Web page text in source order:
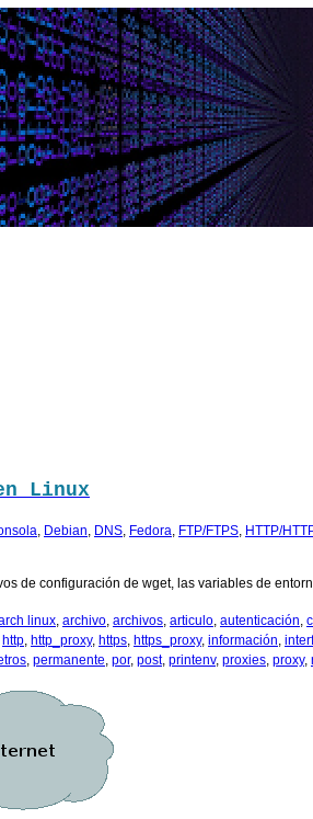
Linux
, Debian, DNS, Fedora, FTP/FTPS, HTTP/
de configuración de wget, las variables de
linux, archivo, archivos, articulo, autenticación,
http, http_proxy, https, https_proxy, información,
, permanente, por, post, printenv, proxies, proxy,